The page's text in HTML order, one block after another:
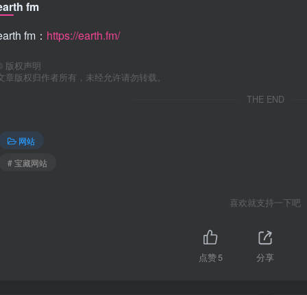
fm
fm： https://earth.fm/
版权声明
章版权归作者所有，未经允许请勿转载。
THE END
网站
# 宝藏网站
喜欢就支持一下吧
点赞5 分享